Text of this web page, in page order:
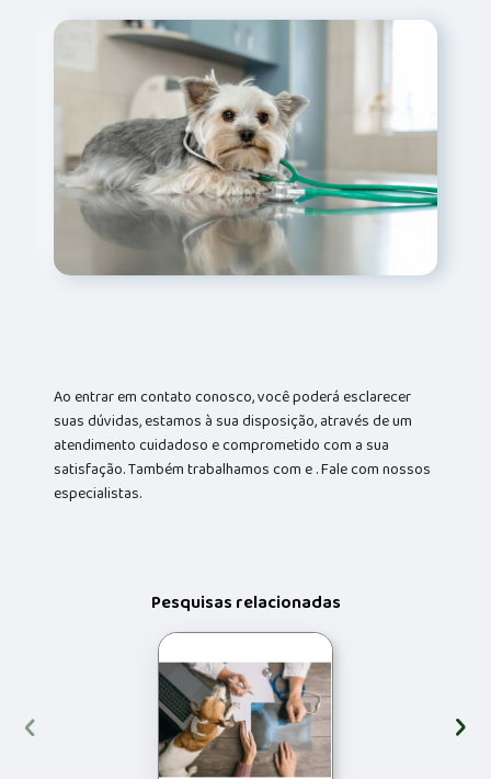
Ao entrar em contato conosco, você poderá esclarecer
suas dúvidas, estamos à sua disposição, através de um
atendimento cuidadoso e comprometido com a sua
satisfação. Também trabalhamos com e . Fale com nossos
especialistas.
Pesquisas relacionadas
‹ ›